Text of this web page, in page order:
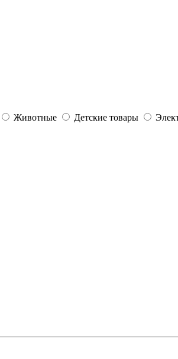
Животные Детские товары